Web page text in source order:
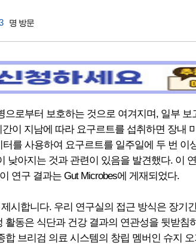
명 방문
로부터 보호하는 것으로 여겨지며, 일부
이 지남에 따라 요구르트를 섭취하면 장내
를 사용하여 요구르트를 일주일에 두 번
아지는 것과 관련이 있음을 발견했다. 이
연구 결과는 Gut Microbes에 게재되었다.
시합니다. 우리 연구실의 접근 방식은 장기
동은 식단과 건강 결과의 연관성을 뒷받
브리검 의료 시스템의 창립 멤버인 슈지